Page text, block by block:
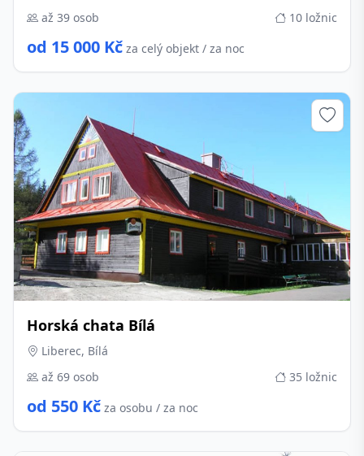
až 39 osob
10 ložnic
od 15 000 Kč za celý objekt / za noc
Horská chata Bílá
Liberec, Bílá
až 69 osob
35 ložnic
od 550 Kč za osobu / za noc